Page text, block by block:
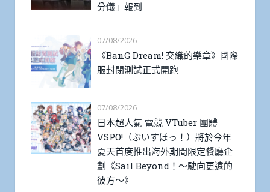
分儀」報到
07/08/2026
《BanG Dream! 交織的樂章》國際
服封閉測試正式開跑
07/08/2026
日本超人氣 電競 VTuber 團體
VSPO!（ぶいすぽっ！）將於今年
夏天首度推出海外期間限定餐廳企
劃《Sail Beyond！～駛向更遠的
彼方～》